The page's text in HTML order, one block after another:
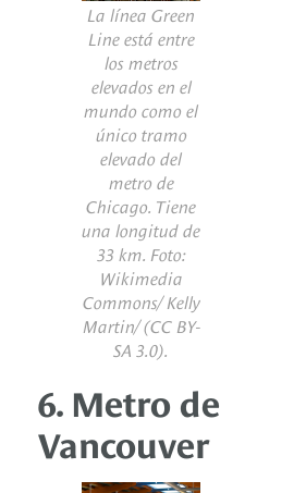
La línea Green
Line está entre
los metros
elevados en el
mundo como el
único tramo
elevado del
metro de
Chicago. Tiene
una longitud de
33 km. Foto:
Wikimedia
Commons/ Kelly
Martin/(CC BY-
SA 3.0).
6. Metro de
Vancouver